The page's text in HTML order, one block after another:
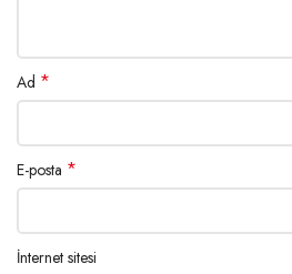
Ad *
E-posta *
İnternet sitesi